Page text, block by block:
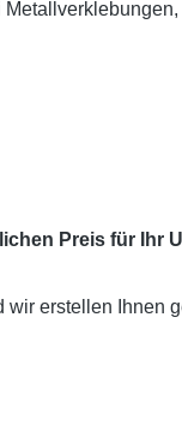
Preis für Ihr
erstellen Ihnen